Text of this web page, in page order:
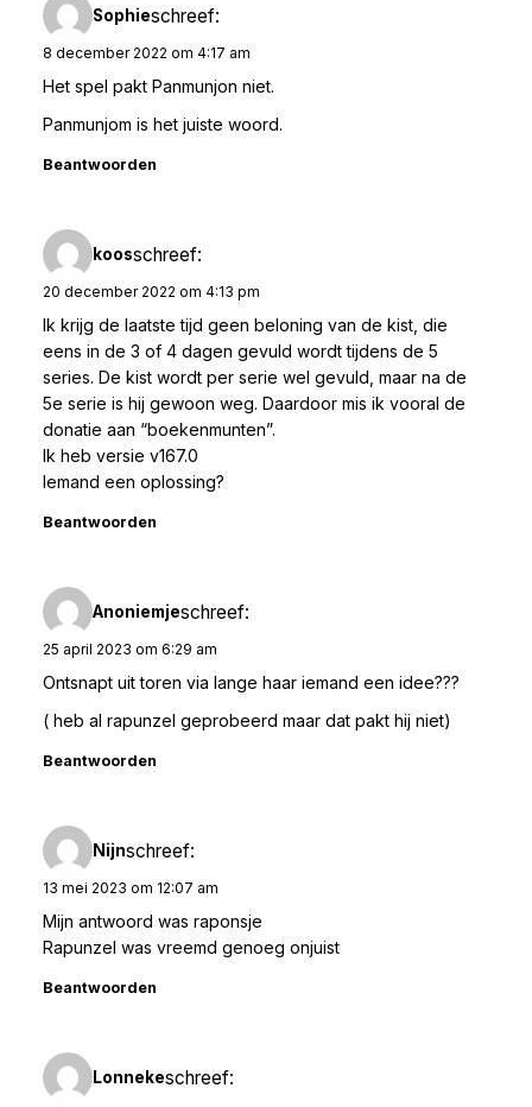
Sophieschreef:
8 december 2022 om 4:17 am
Het spel pakt Panmunjon niet.
Panmunjom is het juiste woord.
Beantwoorden
koosschreef:
20 december 2022 om 4:13 pm
Ik krijg de laatste tijd geen beloning van de kist, die
eens in de 3 of 4 dagen gevuld wordt tijdens de 5
series. De kist wordt per serie wel gevuld, maar na de
5e serie is hij gewoon weg. Daardoor mis ik vooral de
donatie aan “boekenmunten”.
Ik heb versie v167.0
Iemand een oplossing?
Beantwoorden
Anoniemjeschreef:
25 april 2023 om 6:29 am
Ontsnapt uit toren via lange haar iemand een idee???
( heb al rapunzel geprobeerd maar dat pakt hij niet)
Beantwoorden
Nijnschreef:
13 mei 2023 om 12:07 am
Mijn antwoord was raponsje
Rapunzel was vreemd genoeg onjuist
Beantwoorden
Lonnekeschreef: